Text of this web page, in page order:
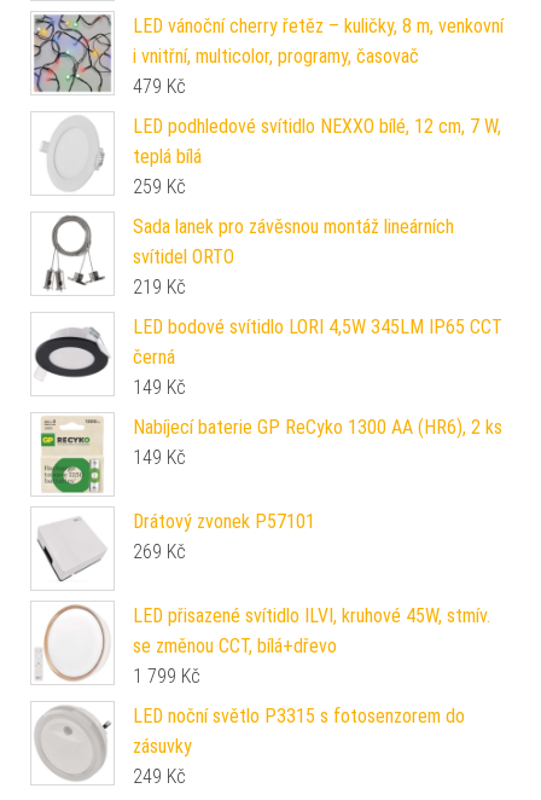
LED vánoční cherry řetěz – kuličky, 8 m, venkovní
i vnitřní, multicolor, programy, časovač
479 Kč
LED podhledové svítidlo NEXXO bílé, 12 cm, 7 W,
teplá bílá
259 Kč
Sada lanek pro závěsnou montáž lineárních
svítidel ORTO
219 Kč
LED bodové svítidlo LORI 4,5W 345LM IP65 CCT
černá
149 Kč
Nabíjecí baterie GP ReCyko 1300 AA (HR6), 2 ks
149 Kč
Drátový zvonek P57101
269 Kč
LED přisazené svítidlo ILVI, kruhové 45W, stmív.
se změnou CCT, bílá+dřevo
1 799 Kč
LED noční světlo P3315 s fotosenzorem do
zásuvky
249 Kč